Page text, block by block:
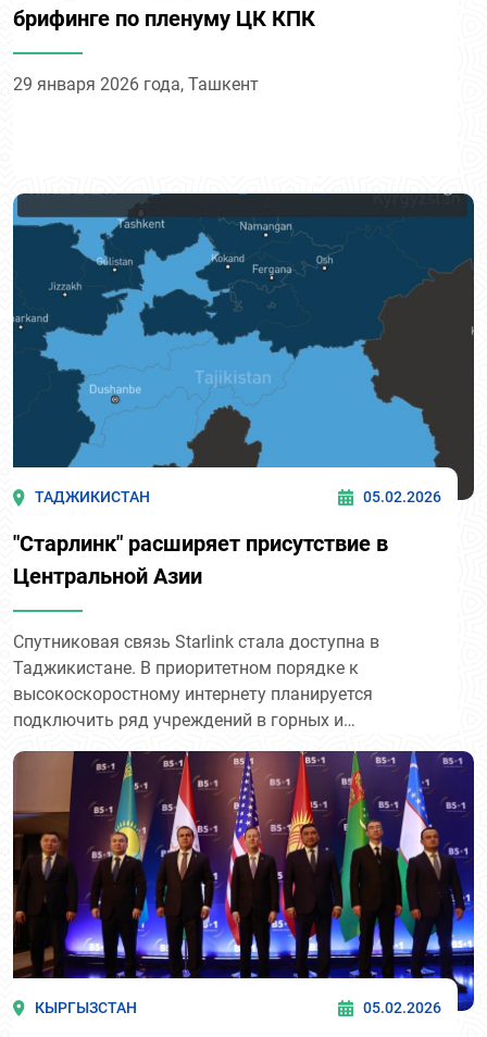
брифинге по пленуму ЦК КПК
29 января 2026 года, Ташкент
ТАДЖИКИСТАН 05.02.2026
"Старлинк" расширяет присутствие в
Центральной Азии
Спутниковая связь Starlink стала доступна в
Таджикистане. В приоритетном порядке к
высокоскоростному интернету планируется
подключить ряд учреждений в горных и
труднодоступных районах, где развитие наземной
инфраструктуры связи остаётся ограниченным.
Ожидается, что это улучшит доступ к цифровым
услугам, в том числе в сфере образования,
здравоохранения и работы местных органов
управления.
КЫРГЫЗСТАН 05.02.2026